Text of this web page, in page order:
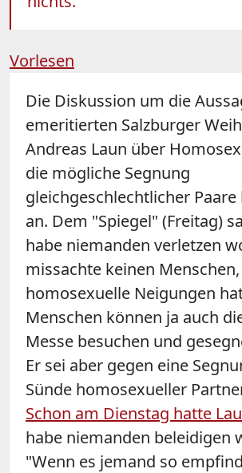
Vorlesen
Die Diskussion um die
emeritierten Salzburger
Andreas Laun über
die mögliche Segnung
gleichgeschlechtlicher
an. Dem "Spiegel" (Freitag)
habe niemanden verletzen
missachte keinen
homosexuelle Neigungen
Menschen können ja auch
Messe besuchen und
Er sei aber gegen eine
Sünde homosexueller
Schon am Dienstag hatte
habe niemanden beleidigen
"Wenn es jemand so